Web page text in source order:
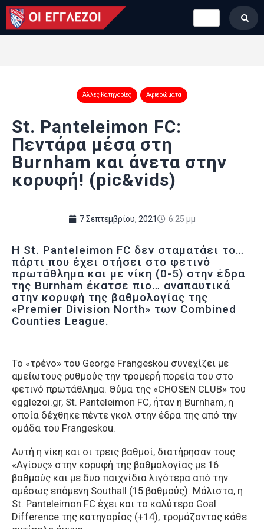
LONDON CALLING
ΚΑΤΗΓΟΡΙΕΣ
ΟΜΑΔΕΣ
ΠΟΙΟΙ ΕΙΜΑΣΤΕ
Άλλες Κατηγορίες Αφιερώματα
St. Panteleimon FC:
Πεντάρα μέσα στη
Burnham και άνετα στην
κορυφή! (pic&vids)
7 Σεπτεμβρίου, 2021 6:25 μμ
Η St. Panteleimon FC δεν σταματάει το…
πάρτι που έχει στήσει στο φετινό
πρωτάθλημα και με νίκη (0-5) στην έδρα
της Burnham έκατσε πιο… αναπαυτικά
στην κορυφή της βαθμολογίας της
«Premier Division North» των Combined
Counties League.
Το «τρένο» του George Frangeskou συνεχίζει με
αμείωτους ρυθμούς την τρομερή πορεία του στο
φετινό πρωτάθλημα. Θύμα της «CHOSEN CLUB» του
egglezoi.gr, St. Panteleimon FC, ήταν η Burnham, η
οποία δέχθηκε πέντε γκολ στην έδρα της από την
ομάδα του Frangeskou.
Αυτή η νίκη και οι τρεις βαθμοί, διατήρησαν τους
«Αγίους» στην κορυφή της βαθμολογίας με 16
βαθμούς και με δυο παιχνίδια λιγότερα από την
αμέσως επόμενη Southall (15 βαθμούς). Μάλιστα, η
St. Panteleimon FC έχει και το καλύτερο Goal
Difference της κατηγορίας (+14), τρομάζοντας κάθε